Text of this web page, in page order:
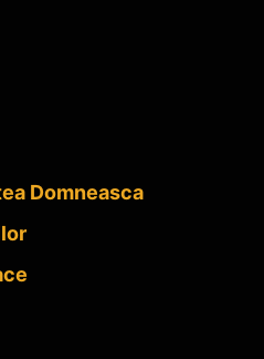
Domneasca